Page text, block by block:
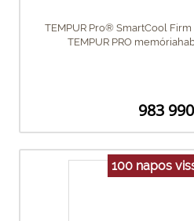
TEMPUR Pro® SmartCool
TEMPUR PRO
983
100 napos